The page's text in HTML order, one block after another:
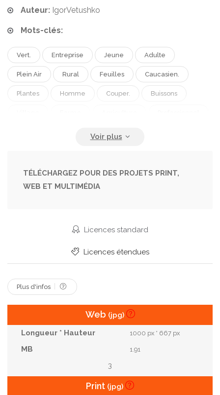
Auteur: IgorVetushko
Mots-clés:
Vert. Entreprise Jeune Adulte
Plein Air Rural Feuilles Caucasien.
Plantes Homme Couper. Buissons
Travail
Beau Travailleur Fermier Jour
Garniture Barbu
Ciseaux De Jardinage
TÉLÉCHARGEZ POUR DES PROJETS PRINT,
WEB ET MULTIMÉDIA
Licences standard
Licences étendues
Plus d'infos
Web (jpg)
1000 px * 667 px
1.91
3
Print (jpg)